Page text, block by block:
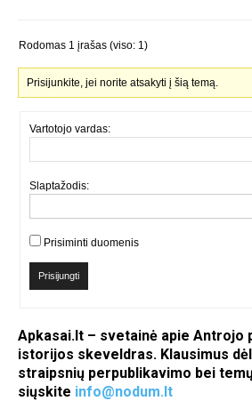
Rodomas 1 įrašas (viso: 1)
Prisijunkite, jei norite atsakyti į šią temą.
Vartotojo vardas:
Slaptažodis:
Prisiminti duomenis
Prisijungti
Apkasai.lt – svetainė apie Antrojo
istorijos skeveldras. Klausimus
straipsnių perpublikavimo bei
siųskite info@nodum.lt